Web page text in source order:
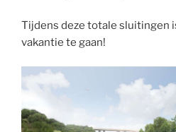
Tijdens deze totale sluitingen
vakantie te gaan!